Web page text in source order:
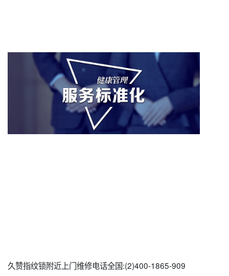
久赞指纹锁附近上门维修电话全国:(2)400-1865-909